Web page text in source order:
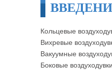
Кольцевые
Вихревые
Вакуумные
Боковые